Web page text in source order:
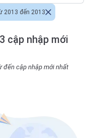
cập nhập mới
đến cập nhập mới nhất
2013 đến 2013